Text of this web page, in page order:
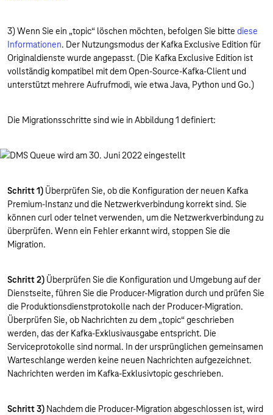
3) Wenn Sie ein „topic“ löschen möchten, befolgen Sie bitte diese
Informationen. Der Nutzungsmodus der Kafka Exclusive Edition für
Originaldienste wurde angepasst. (Die Kafka Exclusive Edition ist
vollständig kompatibel mit dem Open-Source-Kafka-Client und
unterstützt mehrere Aufrufmodi, wie etwa Java, Python und Go.)
Die Migrationsschritte sind wie in Abbildung 1 definiert:
Schritt 1) ​​Überprüfen Sie, ob die Konfiguration der neuen Kafka
Premium-Instanz und die Netzwerkverbindung korrekt sind. Sie
können curl oder telnet verwenden, um die Netzwerkverbindung zu
überprüfen. Wenn ein Fehler erkannt wird, stoppen Sie die
Migration.
Schritt 2) Überprüfen Sie die Konfiguration und Umgebung auf der
Dienstseite, führen Sie die Producer-Migration durch und prüfen Sie
die Produktionsdienstprotokolle nach der Producer-Migration.
Überprüfen Sie, ob Nachrichten zu dem „topic“ geschrieben
werden, das der Kafka-Exklusivausgabe entspricht. Die
Serviceprotokolle sind normal. In der ursprünglichen gemeinsamen
Warteschlange werden keine neuen Nachrichten aufgezeichnet.
Nachrichten werden im Kafka-Exklusivtopic geschrieben.
Schritt 3) Nachdem die Producer-Migration abgeschlossen ist, wird